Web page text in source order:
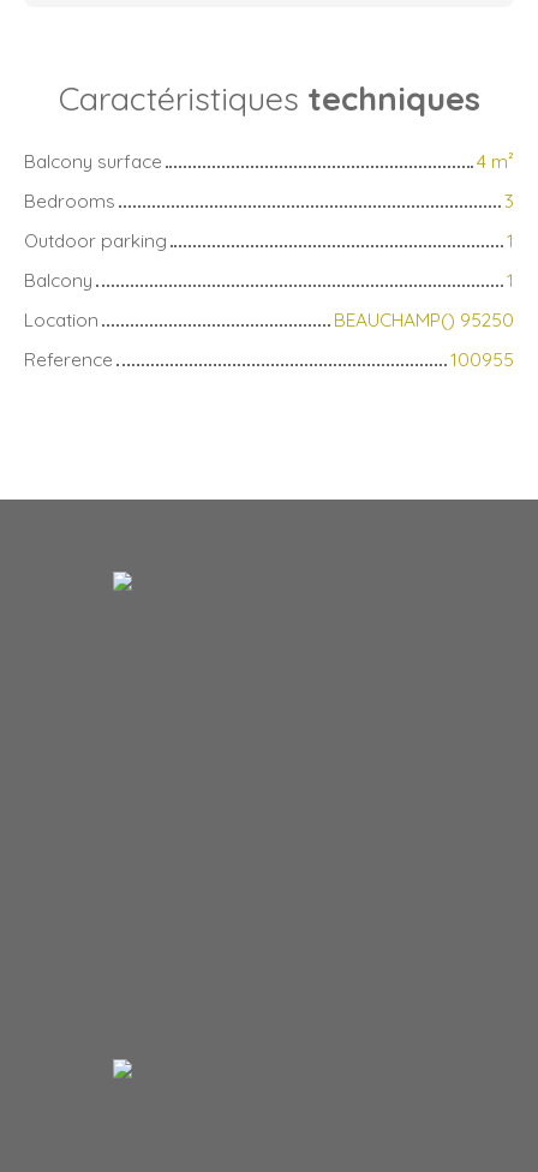
Caractéristiques techniques
Balcony surface 4 m²
Bedrooms
3
Outdoor parking
1
Balcony
1
Location
BEAUCHAMP() 95250
Reference
100955